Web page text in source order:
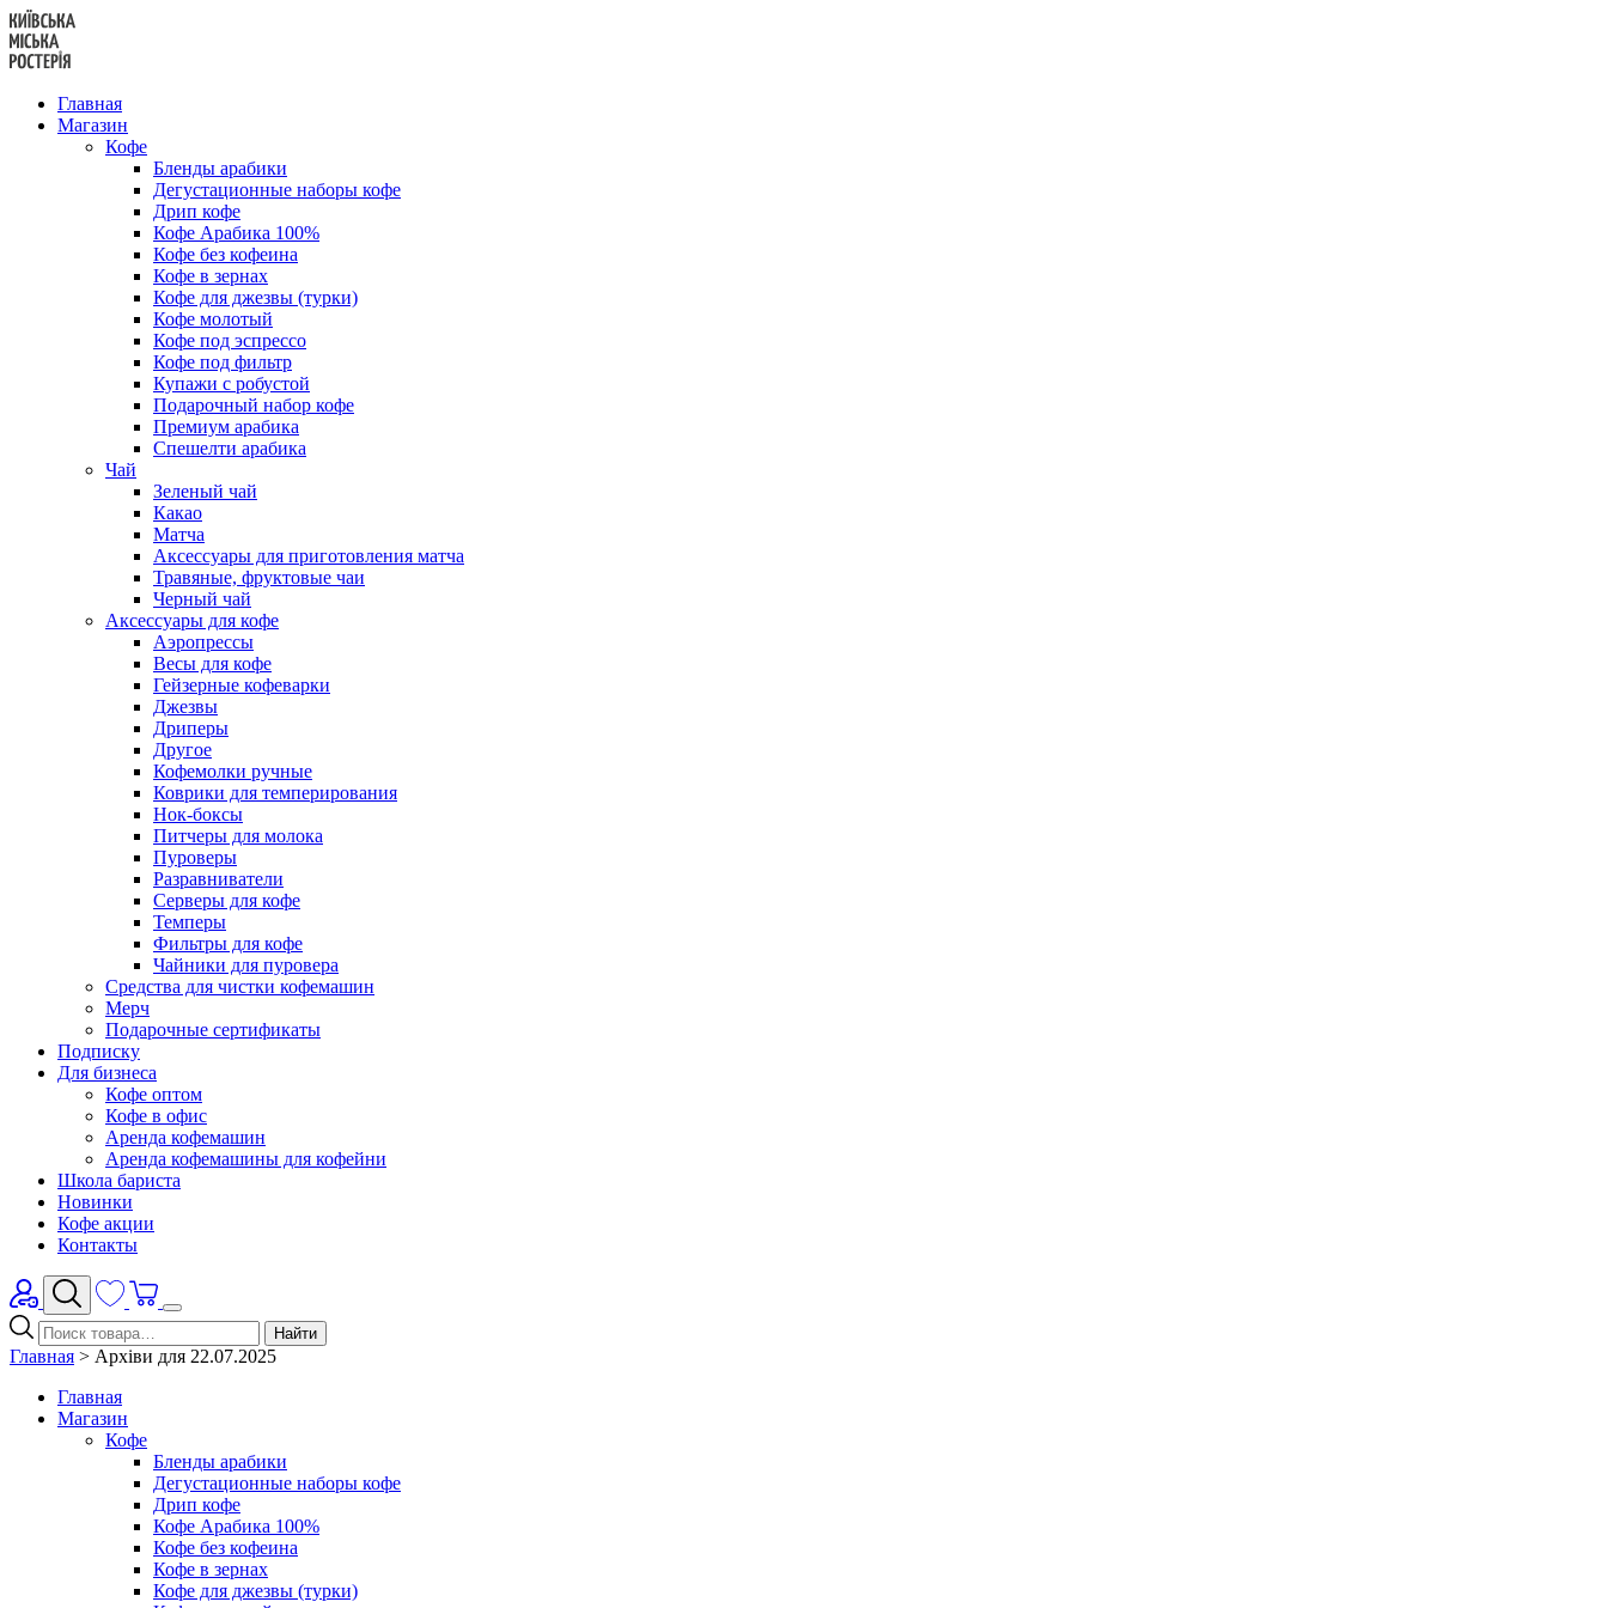
Перейти
к
содержанию
Главная
Магазин
Кофе
Бленды арабики
Дегустационные наборы кофе
Дрип кофе
Кофе Арабика 100%
Кофе без кофеина
Кофе в зернах
Кофе для джезвы (турки)
Кофе молотый
Кофе под эспрессо
Кофе под фильтр
Купажи с робустой
Подарочный набор кофе
Премиум арабика
Спешелти арабика
Чай
Зеленый чай
Какао
Матча
Аксессуары для приготовления матча
Травяные, фруктовые чаи
Черный чай
Аксессуары для кофе
Аэропрессы
Весы для кофе
Гейзерные кофеварки
Джезвы
Дриперы
Другое
Кофемолки ручные
Коврики для темперирования
Нок-боксы
Питчеры для молока
Пуроверы
Разравниватели
Серверы для кофе
Темперы
Фильтры для кофе
Чайники для пуровера
Средства для чистки кофемашин
Мерч
Подарочные сертификаты
Подписку
Для бизнеса
Кофе оптом
Кофе в офис
Аренда кофемашин
Аренда кофемашины для кофейни
Школа бариста
Новинки
Кофе акции
Контакты
Найти
Главная > Архіви для 22.07.2025
Главная
Магазин
Кофе
Бленды арабики
Дегустационные наборы кофе
Дрип кофе
Кофе Арабика 100%
Кофе без кофеина
Кофе в зернах
Кофе для джезвы (турки)